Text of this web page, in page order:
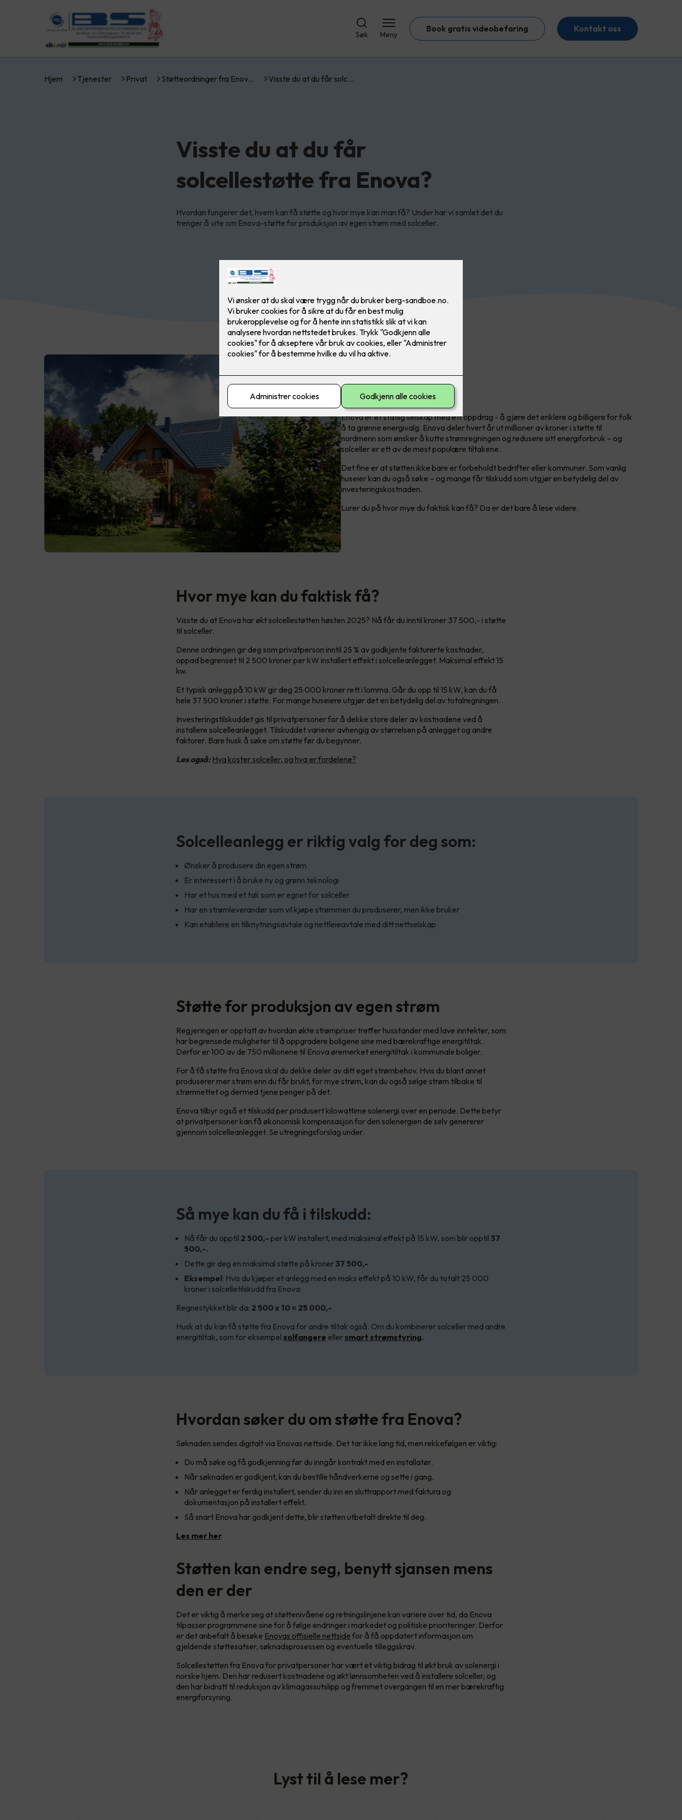
Søk Meny
Book gratis videobefaring Kontakt oss
Hjem Tjenester Privat Støtteordninger fra Enov… Visste du at du får solc…
Visste du at du får
solcellestøtte fra Enova?
Hvordan fungerer det, hvem kan få støtte og hvor mye kan man få? Under har vi samlet det du
trenger å vite om Enova-støtte for produksjon av egen strøm med solceller.
Hvem er Enova?
Enova er et statlig selskap med ett oppdrag - å gjøre det enklere og billigere for folk
å ta grønne energivalg. Enova deler hvert år ut millioner av kroner i støtte til
nordmenn som ønsker å kutte strømregningen og redusere sitt energiforbruk – og
solceller er ett av de mest populære tiltakene.
Det fine er at støtten ikke bare er forbeholdt bedrifter eller kommuner. Som vanlig
huseier kan du også søke – og mange får tilskudd som utgjør en betydelig del av
investeringskostnaden.
Lurer du på hvor mye du faktisk kan få? Da er det bare å lese videre.
Hvor mye kan du faktisk få?
Visste du at Enova har økt solcellestøtten høsten 2025? Nå får du inntil kroner 37 500,- i støtte
til solceller.
Denne ordningen gir deg som privatperson inntil 25 % av godkjente fakturerte kostnader,
oppad begrenset til 2 500 kroner per kW installert effekt i solcelleanlegget. Maksimal effekt 15
kw.
Et typisk anlegg på 10 kW gir deg 25 000 kroner rett i lomma. Går du opp til 15 kW, kan du få
hele 37 500 kroner i støtte. For mange huseiere utgjør det en betydelig del av totalregningen.
Investeringstilskuddet gis til privatpersoner for å dekke store deler av kostnadene ved å
installere solcelleanlegget. Tilskuddet varierer avhengig av størrelsen på anlegget og andre
faktorer. Bare husk å søke om støtte før du begynner.
Les også: Hva koster solceller, og hva er fordelene?
Solcelleanlegg er riktig valg for deg som:
Ønsker å produsere din egen strøm
Er interessert i å bruke ny og grønn teknologi
Har et hus med et tak som er egnet for solceller
Har en strømleverandør som vil kjøpe strømmen du produserer, men ikke bruker
Kan etablere en tilknytningsavtale og nettleieavtale med ditt nettselskap
Støtte for produksjon av egen strøm
Regjeringen er opptatt av hvordan økte strømpriser treffer husstander med lave inntekter, som
har begrensede muligheter til å oppgradere boligene sine med bærekraftige energitiltak.
Derfor er 100 av de 750 millionene til Enova øremerket energitiltak i kommunale boliger.
For å få støtte fra Enova skal du dekke deler av ditt eget strømbehov. Hvis du blant annet
produserer mer strøm enn du får brukt, for mye strøm, kan du også selge strøm tilbake til
strømnettet og dermed tjene penger på det.
Enova tilbyr også et tilskudd per produsert kilowattime solenergi over en periode. Dette betyr
at privatpersoner kan få økonomisk kompensasjon for den solenergien de selv genererer
gjennom solcelleanlegget. Se utregningsforslag under.
Så mye kan du få i tilskudd:
Nå får du opptil 2 500,- per kW installert, med maksimal effekt på 15 kW, som blir opptil 37
500,-.
Dette gir deg en maksimal støtte på kroner37 500,-
Eksempel: Hvis du kjøper et anlegg med en maks effekt på 10 kW, får du totalt 25 000
kroner i solcelletilskudd fra Enova:
Regnestykket blir da: 2 500 x 10 = 25 000,-
Husk at du kan få støtte fra Enova for andre tiltak også. Om du kombinerer solceller med andre
energitiltak, som for eksempel solfangere eller smart strømstyring.
Hvordan søker du om støtte fra Enova?
Søknaden sendes digitalt via Enovas nettside. Det tar ikke lang tid, men rekkefølgen er viktig:
Du må søke og få godkjenning før du inngår kontrakt med en installatør.
Når søknaden er godkjent, kan du bestille håndverkerne og sette i gang.
Når anlegget er ferdig installert, sender du inn en sluttrapport med faktura og
dokumentasjon på installert effekt.
Så snart Enova har godkjent dette, blir støtten utbetalt direkte til deg.
Les mer her
Støtten kan endre seg, benytt sjansen mens
den er der
Det er viktig å merke seg at støttenivåene og retningslinjene kan variere over tid, da Enova
tilpasser programmene sine for å følge endringer i markedet og politiske prioriteringer. Derfor
er det anbefalt å besøke Enovas offisielle nettside for å få oppdatert informasjon om
gjeldende støttesatser, søknadsprosessen og eventuelle tilleggskrav.
Solcellestøtten fra Enova for privatpersoner har vært et viktig bidrag til økt bruk av solenergi i
norske hjem. Den har redusert kostnadene og økt lønnsomheten ved å installere solceller, og
den har bidratt til reduksjon av klimagassutslipp og fremmet overgangen til en mer bærekraftig
energiforsyning.
Lyst til å lese mer?